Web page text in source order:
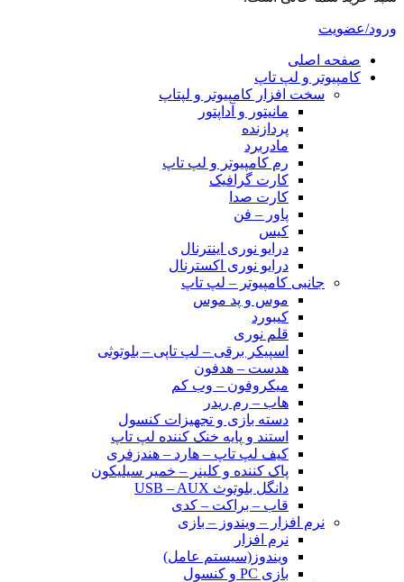
ورود/عضویت
صفحه اصلی
کامپیوتر و‌‌‌‌‌ لپ تاپ
سخت افزار کامپیوتر و لپتاپ
مانیتور و آداپتور
پردازنده
مادربرد
رم کامپیوتر و لپ تاپ
کارت گرافیک
کارت صدا
پاور – فن
کیس
درایو نوری اینترنال
درایو نوری اکسترنال
جانبی کامپیوتر – لپ تاپ
موس و پد موس
کیبورد
قلم نوری
اسپیکر برقی – لپ تاپی – بلوتوثی
هدست – هدفون
میکروفون – وب کم
هاب – رم ریدر
دسته بازی و تجهیزات کنسول
استند و پایه خنک کننده لپ تاپ
کیف لپ تاپ – هارد – هندزفری
پاک کننده و کلینر – خمیر سیلیکون
دانگل بلوتوث USB – AUX
قاب – براکت – کدی
نرم افزار – ویندوز – بازی
نرم افزار
ویندوز(سیستم عامل)
بازی PC و کنسول